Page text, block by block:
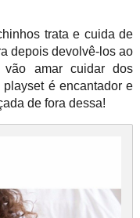
trata e cuida de
depois devolvê-los ao
vão amar cuidar dos
é encantador e
de fora dessa!